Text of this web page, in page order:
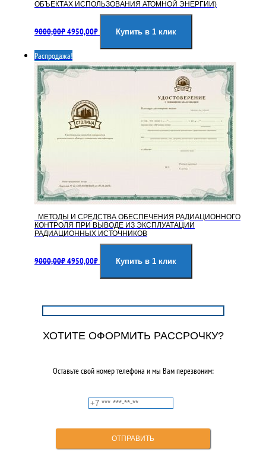
ОБЪЕКТАХ ИСПОЛЬЗОВАНИЯ АТОМНОЙ ЭНЕРГИИ)
9000,00₽цена
9000,00₽.
4950,00₽цена:
Купить в 1 клик
Распродажа!
МЕТОДЫ И СРЕДСТВА ОБЕСПЕЧЕНИЯ РАДИАЦИОННОГО
КОНТРОЛЯ ПРИ ВЫВОДЕ ИЗ ЭКСПЛУАТАЦИИ
РАДИАЦИОННЫХ ИСТОЧНИКОВ
9000,00₽цена
4950,00₽цена:
Купить в 1 клик
ХОТИТЕ ОФОРМИТЬ РАССРОЧКУ?
Оставьте свой номер телефона и мы Вам перезвоним: